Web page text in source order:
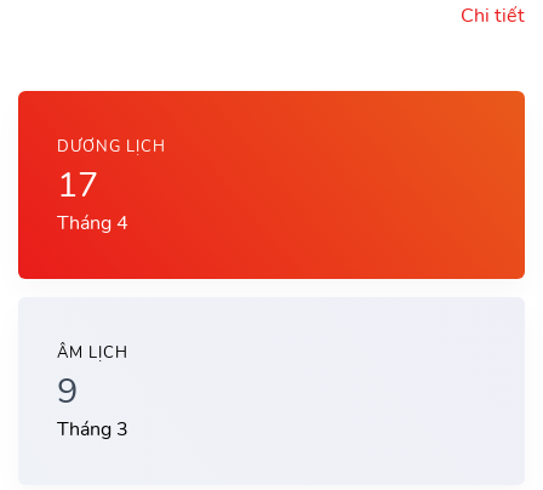
Chi tiết
DƯƠNG LỊCH
17
Tháng 4
ÂM LỊCH
9
Tháng 3